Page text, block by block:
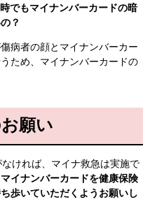
でもマイナンバーカードの暗
？
病者の顔とマイナンバーカー
ため、マイナンバーカードの
願い
ければ、マイナ救急は実施で
マイナンバーカードを健康保険
歩いていただくようお願いし